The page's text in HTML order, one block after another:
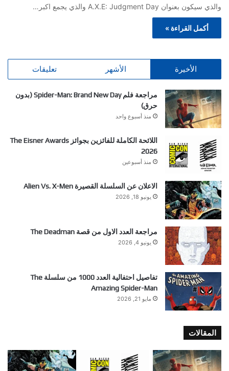
والذي سيكون بعنوان A.X.E: Judgment Day والذي يجمع اكبر…
أكمل القراءة »
الأخيرة الأشهر تعليقات
مراجعة فلم Spider-Man: Brand New Day (بدون
حرق)
منذ أسبوع واحد
اللائحة الكاملة للفائزين بجوائز The Eisner Awards
2026
منذ أسبوعين
الاعلان عن السلسلة القصيرة Alien Vs. X-Men
يونيو 18, 2026
مراجعة العدد الاول من قصة The Deadman
يونيو 4, 2026
تفاصيل احتفالية العدد 1000 من سلسلة The
Amazing Spider-Man
مايو 21, 2026
المقالات